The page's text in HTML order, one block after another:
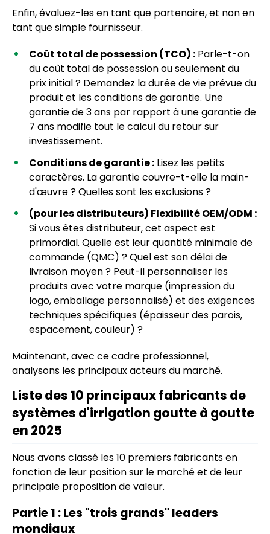
Enfin, évaluez-les en tant que partenaire, et non en
tant que simple fournisseur.
Coût total de possession (TCO) : Parle-t-on
du coût total de possession ou seulement du
prix initial ? Demandez la durée de vie prévue du
produit et les conditions de garantie. Une
garantie de 3 ans par rapport à une garantie de
7 ans modifie tout le calcul du retour sur
investissement.
Conditions de garantie : Lisez les petits
caractères. La garantie couvre-t-elle la main-
d'œuvre ? Quelles sont les exclusions ?
(pour les distributeurs) Flexibilité OEM/ODM :
Si vous êtes distributeur, cet aspect est
primordial. Quelle est leur quantité minimale de
commande (QMC) ? Quel est son délai de
livraison moyen ? Peut-il personnaliser les
produits avec votre marque (impression du
logo, emballage personnalisé) et des exigences
techniques spécifiques (épaisseur des parois,
espacement, couleur) ?
Maintenant, avec ce cadre professionnel,
analysons les principaux acteurs du marché.
Liste des 10 principaux fabricants de
systèmes d'irrigation goutte à goutte
en 2025
Nous avons classé les 10 premiers fabricants en
fonction de leur position sur le marché et de leur
principale proposition de valeur.
Partie 1 : Les "trois grands" leaders
mondiaux